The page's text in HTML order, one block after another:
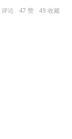
评论 47 赞 49 收藏